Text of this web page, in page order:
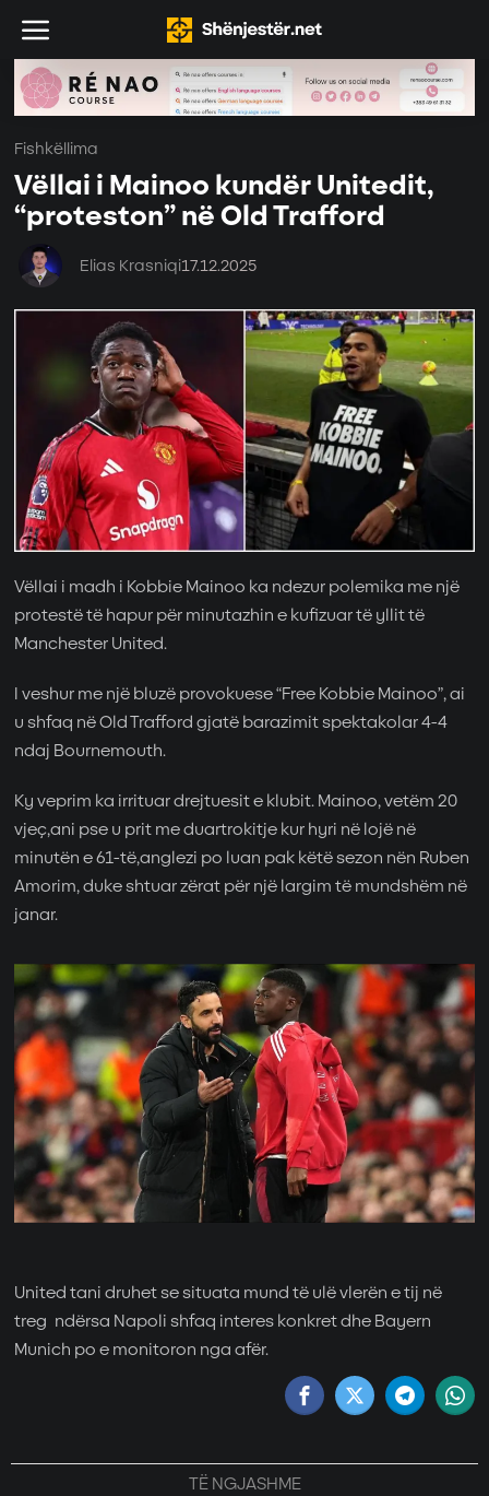
Fishkëllima
Vëllai i Mainoo kundër Unitedit,
“proteston” në Old Trafford
Elias Krasniqi17.12.2025
Vëllai i madh i Kobbie Mainoo ka ndezur polemika me një
protestë të hapur për minutazhin e kufizuar të yllit të
Manchester United.
I veshur me një bluzë provokuese “Free Kobbie Mainoo”, ai
u shfaq në Old Trafford gjatë barazimit spektakolar 4-4
ndaj Bournemouth.
Ky veprim ka irrituar drejtuesit e klubit. Mainoo, vetëm 20
vjeç,ani pse u prit me duartrokitje kur hyri në lojë në
minutën e 61-të,anglezi po luan pak këtë sezon nën Ruben
Amorim, duke shtuar zërat për një largim të mundshëm në
janar.
United tani druhet se situata mund të ulë vlerën e tij në
treg ndërsa Napoli shfaq interes konkret dhe Bayern
Munich po e monitoron nga afër.
TË NGJASHME